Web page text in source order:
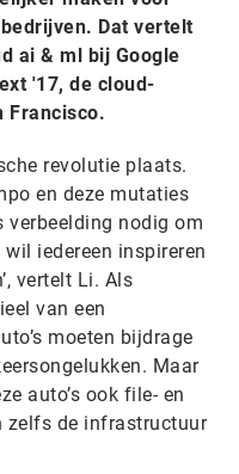
Dat vertelt
ai & ml bij Google
'17, de cloud-
Francisco.
revolutie plaats.
en deze mutaties
verbeelding nodig om
iedereen inspireren
vertelt Li. Als
van een
moeten bijdrage
Maar
auto’s ook file- en
zelfs de infrastructuur